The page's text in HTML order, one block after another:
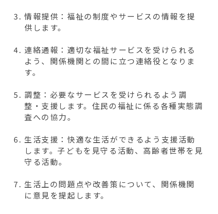
情報提供：福祉の制度やサービスの情報を提
供します。
連絡通報：適切な福祉サービスを受けられる
よう、関係機関との間に立つ連絡役となりま
す。
調整：必要なサービスを受けられるよう調
整・支援します。住民の福祉に係る各種実態調
査への協力。
生活支援：快適な生活ができるよう支援活動
します。子どもを見守る活動、高齢者世帯を見
守る活動。
生活上の問題点や改善策について、関係機関
に意見を提起します。